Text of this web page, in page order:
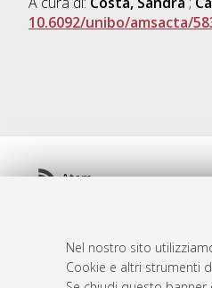
Nel nostro sito
Cookie e altri strumenti
10.6092/unibo/amsacta/
Atom